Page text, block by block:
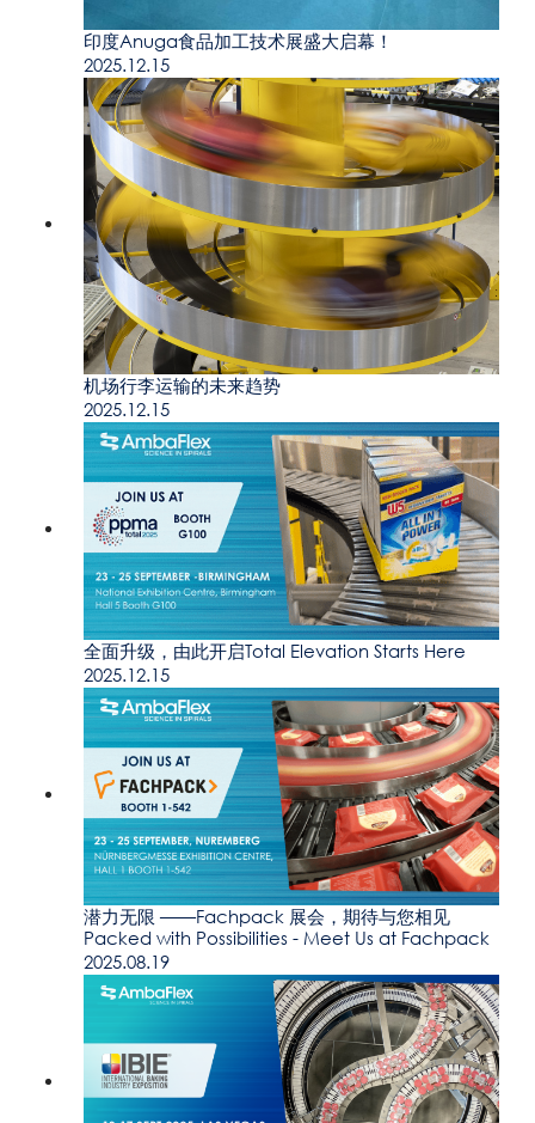
印度Anuga食品加工技术展盛大启幕！
2025.12.15
机场行李运输的未来趋势
2025.12.15
全面升级，由此开启Total Elevation Starts Here
2025.12.15
潜力无限 ——Fachpack 展会，期待与您相见
Packed with Possibilities - Meet Us at Fachpack
2025.08.19